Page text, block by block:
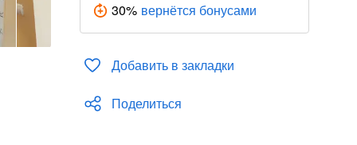
30% вернётся бонусами
Добавить в закладки
Поделиться